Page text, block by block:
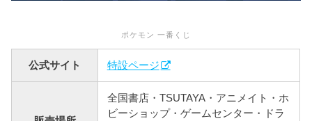
ポケモン 一番くじ
公式サイト 特設ページ
全国書店・TSUTAYA・アニメイト・ホ
ビーショップ・ゲームセンター・ドラ